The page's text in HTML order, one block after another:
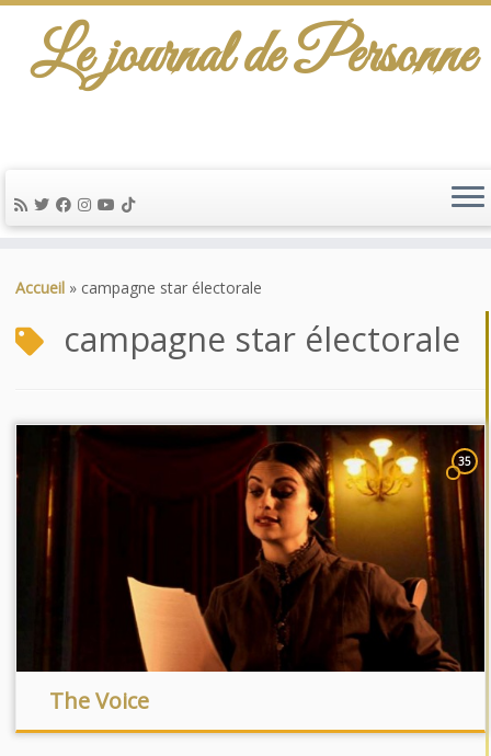
au
Le journal de Personne
Accueil » campagne star électorale
campagne star électorale
35
The Voice